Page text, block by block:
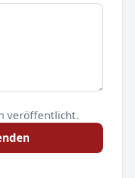
veröffentlicht.